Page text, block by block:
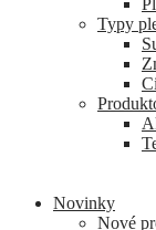
Typy
Novinky
Nové